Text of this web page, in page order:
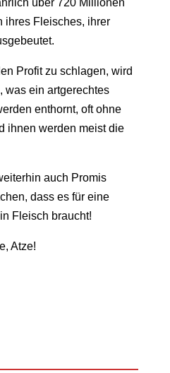
über 720 Millionen
ihres Fleisches, ihrer
Profit zu schlagen, wird
was ein artgerechtes
enthornt, oft ohne
ihnen werden meist die
auch Promis
dass es für eine
Fleisch braucht!
Atze!